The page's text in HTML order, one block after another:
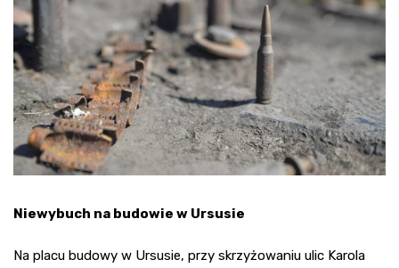
Niewybuch na budowie w Ursusie
Na placu budowy w Ursusie, przy skrzyżowaniu ulic Karola